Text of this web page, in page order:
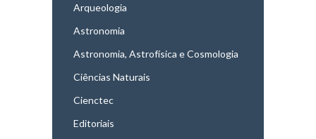
Arqueologia
Astronomia
Astronomia, Astrofísica e Cosmologia
Ciências Naturais
Cienctec
Editoriais